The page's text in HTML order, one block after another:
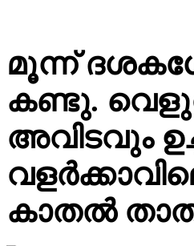
മൂന്ന്
കണ്ടു.
അവിടവും
കാതൽ